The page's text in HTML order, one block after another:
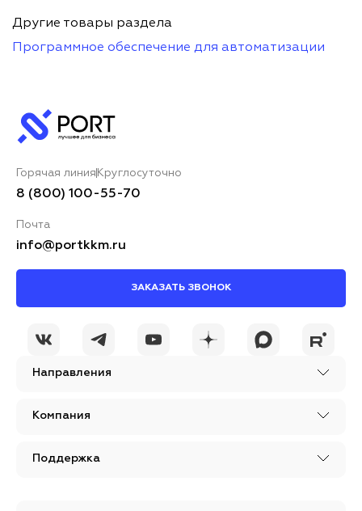
Другие товары раздела
Программное обеспечение для автоматизации
Направления
Компания
Поддержка
Горячая линия Круглосуточно
8 (800) 100-55-70
Почта
info@portkkm.ru
ЗАКАЗАТЬ ЗВОНОК